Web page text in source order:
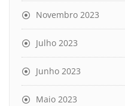
Novembro 2023
Julho 2023
Junho 2023
Maio 2023